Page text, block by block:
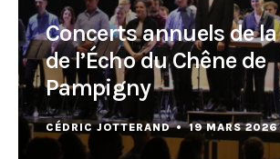
Concerts annuels de
de l’Écho du Chêne de
Pampigny
CÉDRIC JOTTERAND 19 MARS 2026